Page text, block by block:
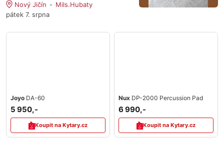
Nový Jičín
Mils.Hubaty
pátek 7. srpna
Joyo DA-60
5 950,-
Koupit na Kytary.cz
Nux DP-2000 Percussion Pad
6 990,-
Koupit na Kytary.cz